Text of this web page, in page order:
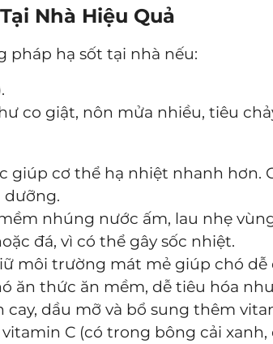
Nhà Hiệu Quả
pháp hạ sốt tại nhà nếu:
co giật, nôn mửa nhiều, tiêu
giúp cơ thể hạ nhiệt nhanh hơn.
dưỡng.
nhúng nước ấm, lau nhẹ
đá, vì có thể gây sốc nhiệt.
môi trường mát mẻ giúp chó dễ
ăn thức ăn mềm, dễ tiêu hóa
cay, dầu mỡ và bổ sung thêm
C (có trong bông cải xanh,